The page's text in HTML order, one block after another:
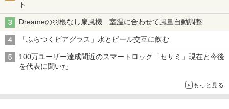
ト
Dreameの羽根なし扇風機 室温に合わせて風量自動調整
「ふらつくビアグラス」水とビール交互に飲む
100万ユーザー達成間近のスマートロック「セサミ」現在と今後
を代表に聞いた
もっと見る